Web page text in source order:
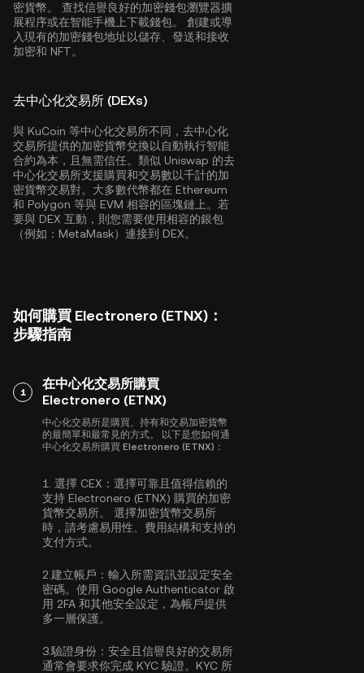
密貨幣。 查找信譽良好的加密錢包瀏覽器擴
展程序或在智能手機上下載錢包。 創建或導
入現有的加密錢包地址以儲存、發送和接收
加密和 NFT。
去中心化交易所 (DEXs)
與 KuCoin 等中心化交易所不同，去中心化
交易所提供的加密貨幣兌換以自動執行智能
合約為本，且無需信任。類似 Uniswap 的去
中心化交易所支援購買和交易數以千計的加
密貨幣交易對。大多數代幣都在 Ethereum
和 Polygon 等與 EVM 相容的區塊鏈上。若
要與 DEX 互動，則您需要使用相容的銀包
（例如：MetaMask）連接到 DEX。
如何購買 Electronero (ETNX)：
步驟指南
1
在中心化交易所購買
Electronero (ETNX)
中心化交易所是購買、持有和交易加密貨幣
的最簡單和最常見的方式。 以下是您如何通
中心化交易所購買 Electronero (ETNX)：
1. 選擇 CEX： 選擇可靠且值得信賴的
支持 Electronero (ETNX) 購買的加密
貨幣交易所。 選擇加密貨幣交易所
時，請考慮易用性、費用結構和支持的
支付方式。
2. 建立帳戶： 輸入所需資訊並設定安全
密碼。使用 Google Authenticator 啟
用 2FA 和其他安全設定，為帳戶提供
多一層保護。
3.驗證身份： 安全且信譽良好的交易所
通常會要求你完成 KYC 驗證。KYC 所